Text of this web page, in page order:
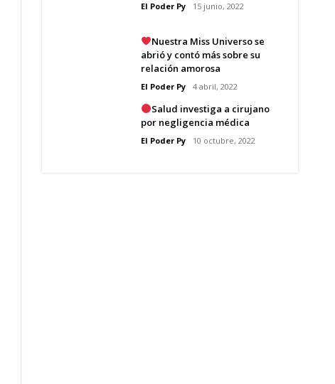
El Poder Py 15 junio, 2022
Nuestra Miss Universo se
abrió y contó más sobre su
relación amorosa
El Poder Py 4 abril, 2022
Salud investiga a cirujano
por negligencia médica
El Poder Py 10 octubre, 2022